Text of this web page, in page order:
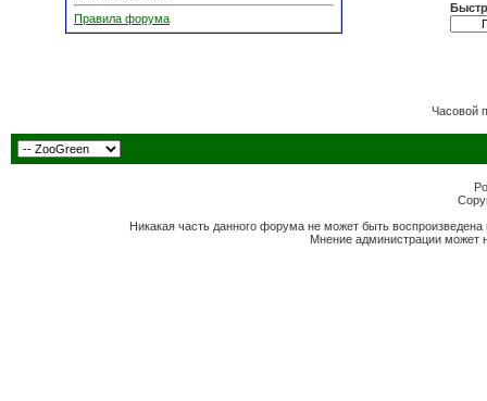
Правила форума
Часовой
Никакая часть данного форума не может быть
Мнение администрации может